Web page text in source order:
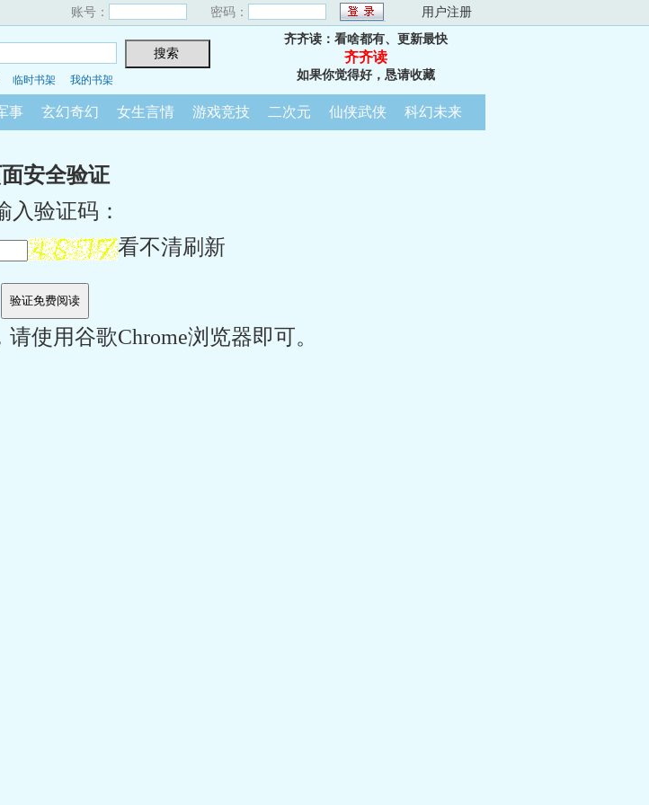
账号： 密码： 用户注册
临时书架 我的书架
齐齐读：看啥都有、更新最快
齐齐读
如果你觉得好，恳请收藏
事 玄幻奇幻 女生言情 游戏竞技 二次元 仙侠武侠 科幻未来
安全验证
入验证码：
看不清刷新
使用谷歌Chrome浏览器即可。